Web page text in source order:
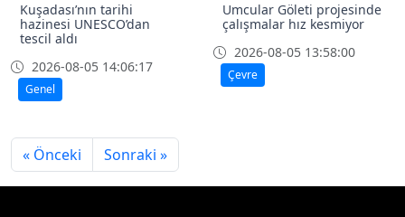
Kuşadası’nın tarihi
hazinesi UNESCO’dan
tescil aldı
2026-08-05 14:06:17
Genel
Umcular Göleti projesinde
çalışmalar hız kesmiyor
2026-08-05 13:58:00
Çevre
« Önceki Sonraki »